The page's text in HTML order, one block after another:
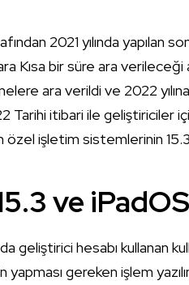
2021 yılında yapılan
Kısa bir süre ara verileceği
ara verildi ve 2022
Tarihi itibari ile geliştiriciler
özel işletim sistemlerinin
ve
geliştirici hesabı kullanan
yapması gereken işlem